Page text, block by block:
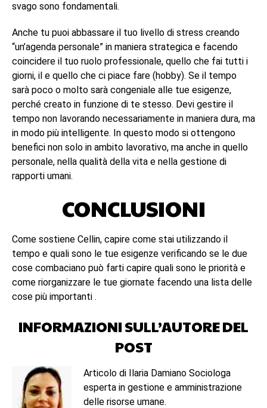
svago sono fondamentali.
Anche tu puoi abbassare il tuo livello di stress creando
“un’agenda personale” in maniera strategica e facendo
coincidere il tuo ruolo professionale, quello che fai tutti i
giorni, il e quello che ci piace fare (hobby). Se il tempo
sarà poco o molto sarà congeniale alle tue esigenze,
perché creato in funzione di te stesso. Devi gestire il
tempo non lavorando necessariamente in maniera dura, ma
in modo più intelligente. In questo modo si ottengono
benefici non solo in ambito lavorativo, ma anche in quello
personale, nella qualità della vita e nella gestione di
rapporti umani.
CONCLUSIONI
Come sostiene Cellin, capire come stai utilizzando il
tempo e quali sono le tue esigenze verificando se le due
cose combaciano può farti capire quali sono le priorità e
come riorganizzare le tue giornate facendo una lista delle
cose più importanti .
INFORMAZIONI SULL’AUTORE DEL
POST
Articolo di Ilaria Damiano Sociologa
esperta in gestione e amministrazione
delle risorse umane.